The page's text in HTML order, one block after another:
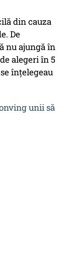
din cauza
De
nu ajungă în
alegeri în 5
înțelegeau
unii să